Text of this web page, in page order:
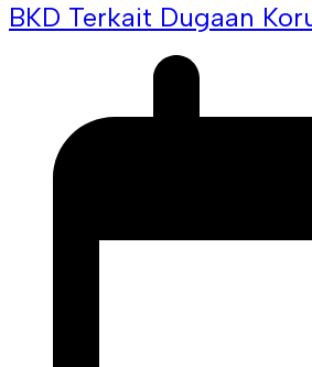
BKD Terkait Dugaan